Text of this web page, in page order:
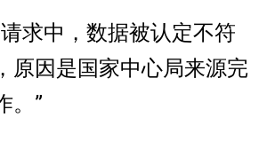
求中，数据被认定不符
原因是国家中心局来源完
。”